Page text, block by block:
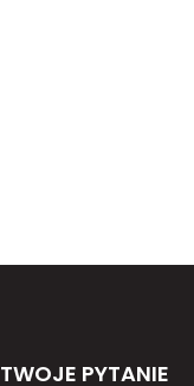
TWOJE PYTANIE